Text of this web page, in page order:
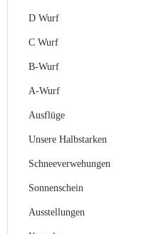
D Wurf
C Wurf
B-Wurf
A-Wurf
Ausflüge
Unsere Halbstarken
Schneeverwehungen
Sonnenschein
Ausstellungen